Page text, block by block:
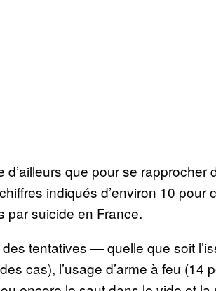
d’ailleurs que pour se
indiqués d’environ 10 pour
par suicide en France.
tentatives — quelle que soit
cas), l’usage d’arme à feu (14